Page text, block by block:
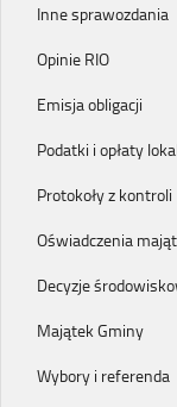
Inne sprawozdania
Opinie RIO
Emisja obligacji
Podatki i opłaty
Protokoły z kontroli
Oświadczenia
Decyzje
Majątek Gminy
Wybory i referenda